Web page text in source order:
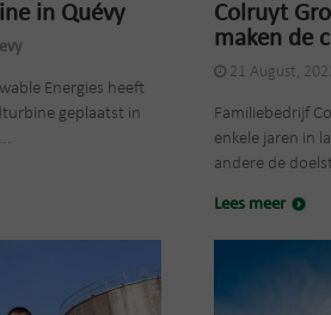
in Quévy
Energies heeft
geplaatst in
Colruyt
maken de
21 August,
Familiebedrijf
enkele jaren in
andere de
Lees meer